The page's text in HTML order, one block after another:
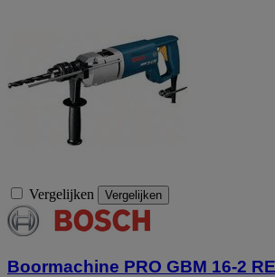
Vergelijken Vergelijken
Boormachine PRO GBM 16-2